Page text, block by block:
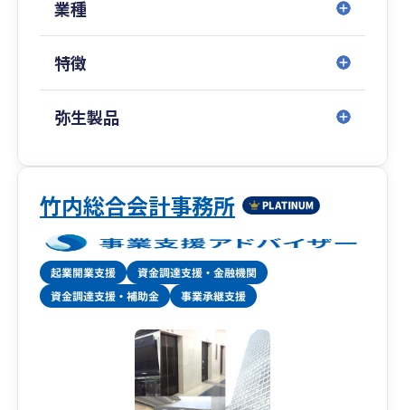
る稀有な税理士法人です。
入支援」「大企業の税務顧問」などを得意として
おり、中でも資金調達は、社会保険労務士法人併
設のため、融資や補助金から助成金までワンスト
相続対策、事業承継などの特殊業務まで、経営に
関わることであれば何でもお気軽にご相談くださ
い。
業種
特徴
弥生製品
竹内総合会計事務所